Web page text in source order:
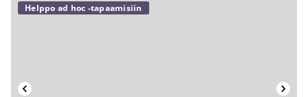
Helppo ad hoc -tapaamisiin